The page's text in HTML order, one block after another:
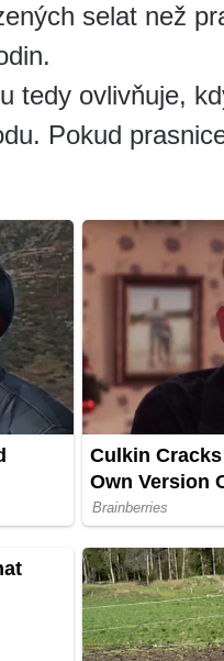
selat než
tedy ovlivňuje,
Pokud